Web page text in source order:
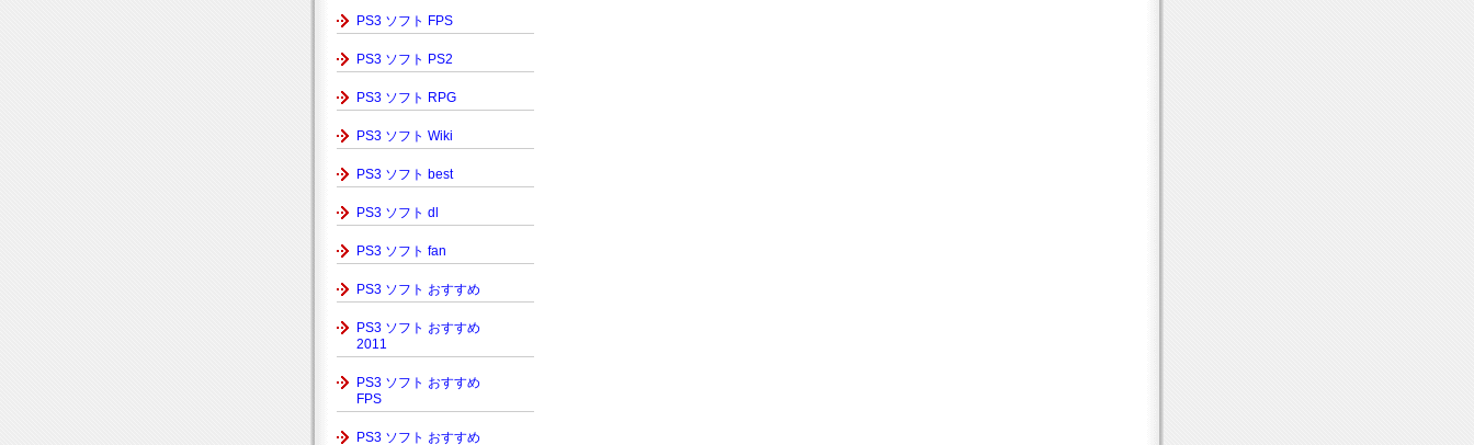
PS3 ソフト FPS
PS3 ソフト PS2
PS3 ソフト RPG
PS3 ソフト Wiki
PS3 ソフト best
PS3 ソフト dl
PS3 ソフト fan
PS3 ソフト おすすめ
PS3 ソフト おすすめ
2011
PS3 ソフト おすすめ
FPS
PS3 ソフト おすすめ